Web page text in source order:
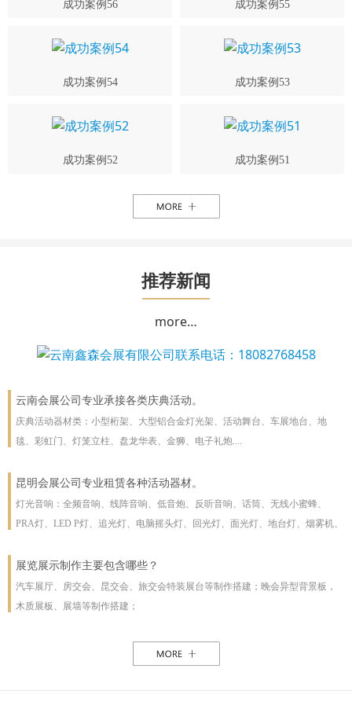
成功案例56 成功案例55
成功案例54 成功案例53
成功案例52 成功案例51
推荐新闻
more…
云南会展公司专业承接各类庆典活动。
庆典活动器材类：小型桁架、大型铝合金灯光架、活动舞台、车展地台、地
毯、彩虹门、灯笼立柱、盘龙华表、金狮、电子礼炮....
昆明会展公司专业租赁各种活动器材。
灯光音响：全频音响、线阵音响、低音炮、反听音响、话筒、无线小蜜蜂、
PRA灯、LED P灯、追光灯、电脑摇头灯、回光灯、面光灯、地台灯、烟雾机、
展览展示制作主要包含哪些？
汽车展厅、房交会、昆交会、旅交会特装展台等制作搭建；晚会异型背景板，
木质展板、展墙等制作搭建；